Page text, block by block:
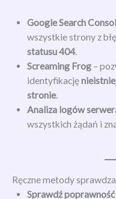
Google Search
wszystkie strony z
statusu 404.
Screaming Frog –
identyfikację
stronie.
Analiza logów
wszystkich żądań i
Ręczne metody
Sprawdź poprawność